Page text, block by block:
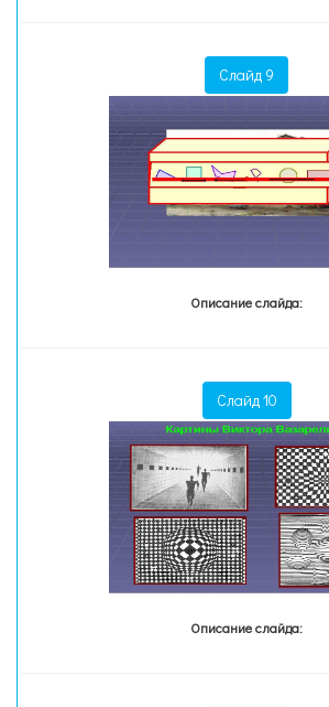
Слайд 9
Описание слайда:
Слайд 10
Описание слайда: